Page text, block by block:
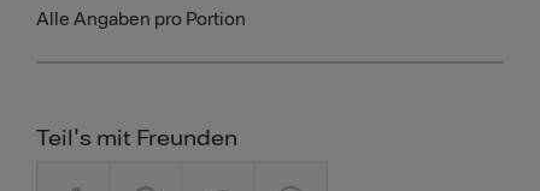
Alle Angaben pro Portion
Teil's mit Freunden